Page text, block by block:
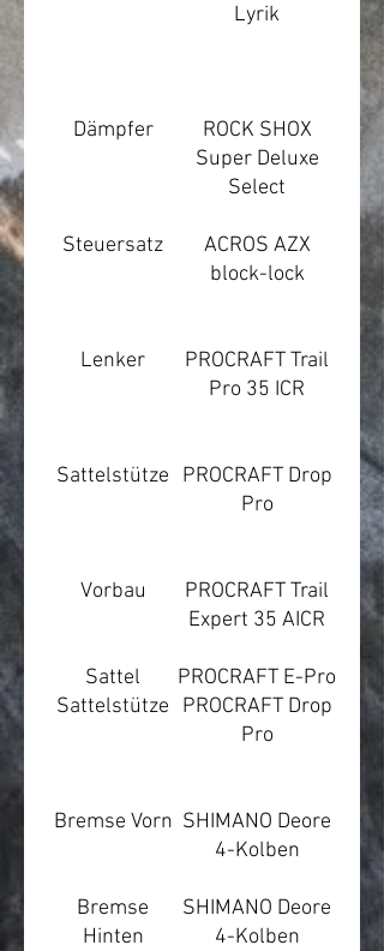
Lyrik
Dämpfer
ROCK SHOX
Super Deluxe
Select
Steuersatz
ACROS AZX
block-lock
Lenker
PROCRAFT Trail
Pro 35 ICR
Sattelstütze
PROCRAFT Drop
Pro
Vorbau
PROCRAFT Trail
Expert 35 AICR
Sattel
PROCRAFT E-Pro
Sattelstütze
PROCRAFT Drop
Pro
Bremse Vorn SHIMANO Deore
4-Kolben
Bremse
Hinten
SHIMANO Deore
4-Kolben